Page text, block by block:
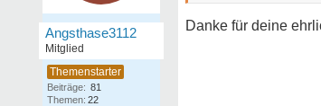
Angsthase3112
Mitglied
Beiträge: 81
Themen: 22
Danke für deine